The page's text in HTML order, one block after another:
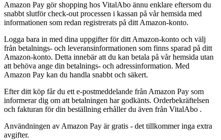
Amazon Pay gör shopping hos VitalAbo ännu enklare eftersom du
snabbt slutför check-out processen i kassan på vår hemsida med
informationen som redan registrerats på ditt Amazon-konto.
Logga bara in med dina uppgifter för ditt Amazon-konto och välj
från betalnings- och leveransinformationen som finns sparad på ditt
Amazon-konto. Detta innebär att du kan betala på vår hemsida utan
att behöva ange din betalnings- och adressinformation. Med
Amazon Pay kan du handla snabbt och säkert.
Efter ditt köp får du ett e-postmeddelande från Amazon Pay som
informerar dig om att betalningen har godkänts. Orderbekräftelsen
och fakturan för din beställning erhåller du även från VitalAbo .
Användningen av Amazon Pay är gratis - det tillkommer inga extra
avgifter.